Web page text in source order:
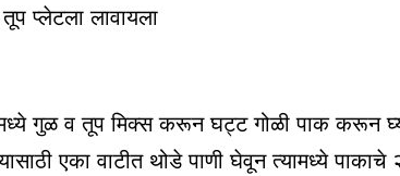
प्लेटला लावायला
गुळ व तूप मिक्स करून घट्ट गोळी पाक करून
एका वाटीत थोडे पाणी घेवून त्यामध्ये